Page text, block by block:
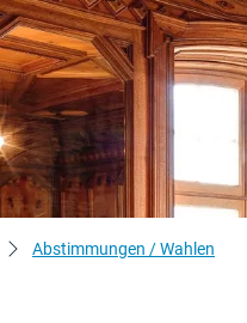
Abstimmungen / Wahlen